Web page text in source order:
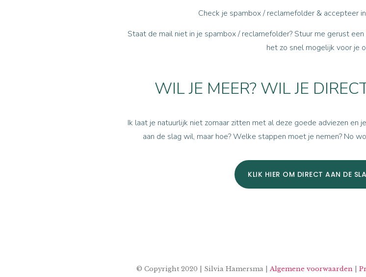
Check je spambox / reclamefolder & accepteer
Staat de mail niet in je spambox / reclamefolder? Stuur me gerust een
het zo snel mogelijk voor je
WIL JE MEER? WIL JE
Ik laat je natuurlijk niet zomaar zitten met al deze goede adviezen en
aan de slag wil, maar hoe? Welke stappen moet je nemen? No
KLIK HIER OM DIRECT AAN DE
© Copyright 2020 | Silvia Hamersma | Algemene voorwaarden